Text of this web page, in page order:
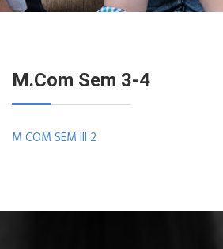
M.Com Sem 3-4
M COM SEM III 2